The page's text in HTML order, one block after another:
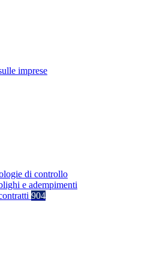
imprese
di controllo
e adempimenti
904